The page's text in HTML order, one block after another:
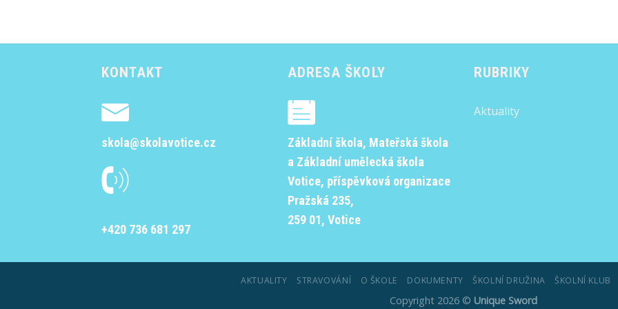
KONTAKT
skola@skolavotice.cz
+420 736 681 297
ADRESA ŠKOLY
Základní škola, Mateřská škola
a Základní umělecká škola
Votice, příspěvková organizace
Pražská 235,
259 01, Votice
RUBRIKY
Aktuality
AKTUALITY STRAVOVÁNÍ O ŠKOLE DOKUMENTY ŠKOLNÍ DRUŽINA ŠKOLNÍ KLUB
Copyright 2026 © Unique Sword